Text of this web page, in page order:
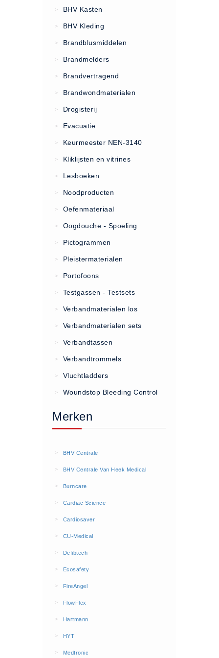
Inspectiecentrale
Ons Team
Nieuws
Contact
Algemene Voorwaarden
Vacatures
AED apparaten (11)
AED apparaten (11)
AED batterijen (12)
AED binnen - buiten kasten (11)
AED elektroden (18)
AED tassen (14)
BHV kasten (5)
BHV kasten (0)
Evacuatie - Zaklampen (0)
Kleding - Hesjes (0)
Brandblusmiddelen
Schuimblussers (6)
Brandmelders
CO melders (2)
> BHV Kasten
> BHV Kleding
> Brandblusmiddelen
> Brandmelders
> Brandvertragend
> Brandwondmaterialen
> Drogisterij
> Evacuatie
> Keurmeester NEN-3140
> Kliklijsten en vitrines
> Lesboeken
> Noodproducten
> Oefenmateriaal
> Oogdouche - Spoeling
> Pictogrammen
> Pleistermaterialen
> Portofoons
> Testgassen - Testsets
> Verbandmaterialen los
> Verbandmaterialen sets
> Verbandtassen
> Verbandtrommels
> Vluchtladders
> Woundstop Bleeding Control
Merken
> BHV Centrale
> BHV Centrale Van Heek Medical
> Burncare
> Cardiac Science
> Cardiosaver
> CU-Medical
> Defibtech
> Ecosafety
> FireAngel
> FlowFlex
> Hartmann
> HYT
> Medtronic